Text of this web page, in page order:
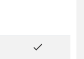
done